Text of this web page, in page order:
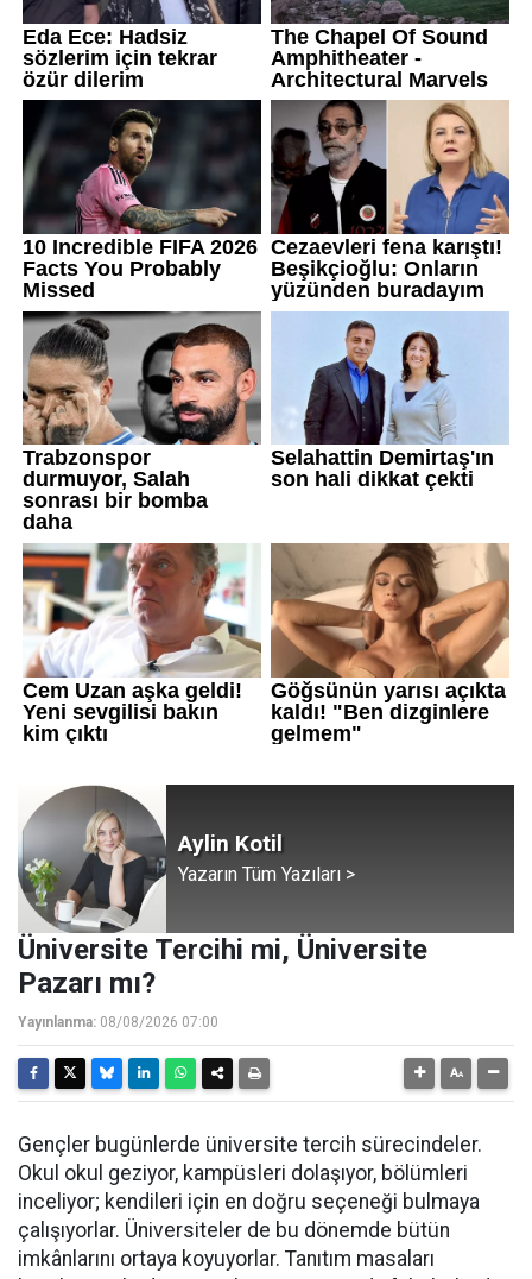
Aylin Kotil
Yazarın Tüm Yazıları >
Üniversite Tercihi mi, Üniversite
Pazarı mı?
Yayınlanma: 08/08/2026 07:00
Gençler bugünlerde üniversite tercih sürecindeler.
Okul okul geziyor, kampüsleri dolaşıyor, bölümleri
inceliyor; kendileri için en doğru seçeneği bulmaya
çalışıyorlar. Üniversiteler de bu dönemde bütün
imkânlarını ortaya koyuyorlar. Tanıtım masaları